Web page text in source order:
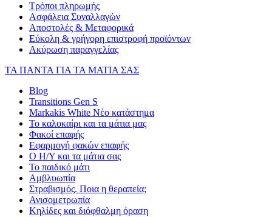
Τρόποι πληρωμής
Ασφάλεια Συναλλαγών
Αποστολές & Μεταφορικά
Εύκολη & γρήγορη επιστροφή προϊόντων
Ακύρωση παραγγελίας
ΤΑ ΠΑΝΤΑ ΓΙΑ ΤΑ ΜΑΤΙΑ ΣΑΣ
Blog
Transitions Gen S
Markakis White Νέο κατάστημα
Το καλοκαίρι και τα μάτια μας
Φακοί επαφής
Εφαρμογή φακών επαφής
Ο Η/Υ και τα μάτια σας
Το παιδικό μάτι
Αμβλυωπία
Στραβισμός. Ποια η θεραπεία;
Ανισομετρωπία
Κηλίδες και διόφθαλμη όραση